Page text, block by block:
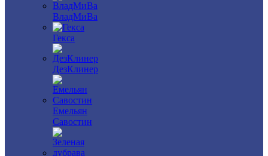
ВладМиВа
Гекса
ДезКлинер
Емельян
Савостин